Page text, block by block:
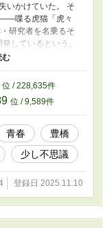
いかけていた。 そ
喋る虎猫「虎々
研究者を名乗るそ
しているという。
込み、世界は“再構
青年と傲慢な猫が、
話の果てに見つける
ない世界で、詩を
く、理系青春×哲学
★猫の強請屋
novel/99661393/34
はいつも波乱万丈
ラー ― 週末の天の
novel/99661393/93
位 / 228,635件
位 / 9,589件
青春
豊橋
少し不思議
登録日 2025.11.10